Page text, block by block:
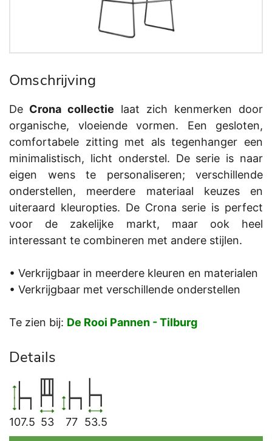
Omschrijving
De Crona collectie laat zich kenmerken door
organische, vloeiende vormen. Een gesloten,
comfortabele zitting met als tegenhanger een
minimalistisch, licht onderstel. De serie is naar
eigen wens te personaliseren; verschillende
onderstellen, meerdere materiaal keuzes en
uiteraard kleuropties. De Crona serie is perfect
voor de zakelijke markt, maar ook heel
interessant te combineren met andere stijlen.
• Verkrijgbaar in meerdere kleuren en materialen
• Verkrijgbaar met verschillende onderstellen
Te zien bij: De Rooi Pannen - Tilburg
Details
107.5 53 77 53.5